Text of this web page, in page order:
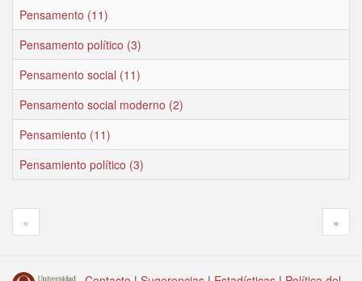
Pensamento (11)
Pensamento político (3)
Pensamento social (11)
Pensamento social moderno (2)
Pensamiento (11)
Pensamiento político (3)
« »